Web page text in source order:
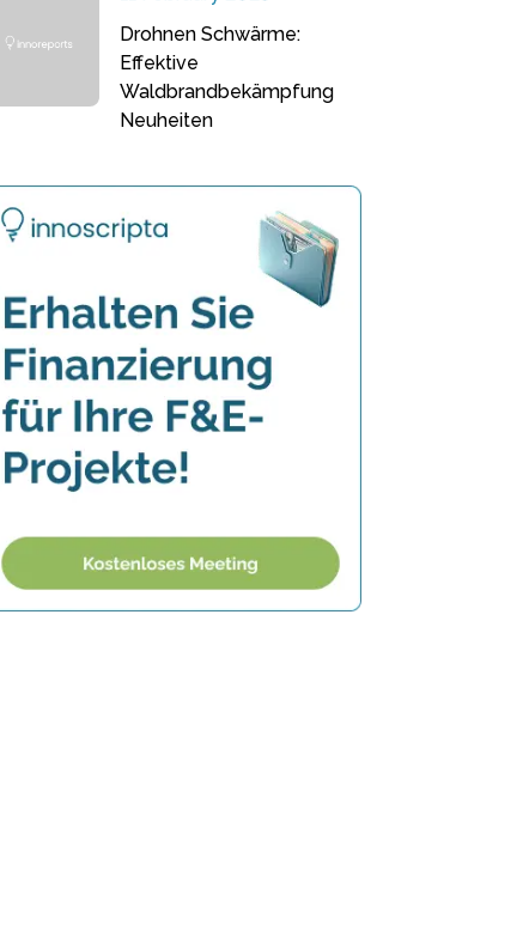
Drohnen Schwärme:
Effektive
Waldbrandbekämpfung
Neuheiten